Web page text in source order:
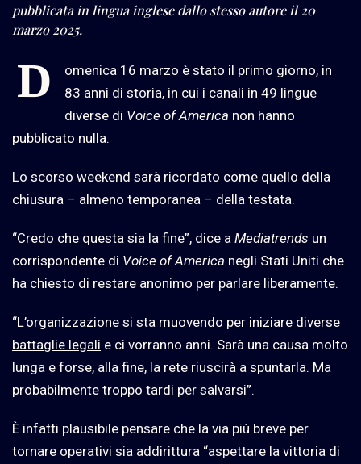
pubblicata in lingua inglese dallo stesso autore il 20
marzo 2025.
D
omenica 16 marzo è stato il primo giorno, in
83 anni di storia, in cui i canali in 49 lingue
diverse di Voice of America non hanno
pubblicato nulla.
Lo scorso weekend sarà ricordato come quello della
chiusura – almeno temporanea – della testata.
“Credo che questa sia la fine”, dice a Mediatrends un
corrispondente di Voice of America negli Stati Uniti che
ha chiesto di restare anonimo per parlare liberamente.
“L’organizzazione si sta muovendo per iniziare diverse
battaglie legali e ci vorranno anni. Sarà una causa molto
lunga e forse, alla fine, la rete riuscirà a spuntarla. Ma
probabilmente troppo tardi per salvarsi”.
È infatti plausibile pensare che la via più breve per
tornare operativi sia addirittura “aspettare la vittoria di